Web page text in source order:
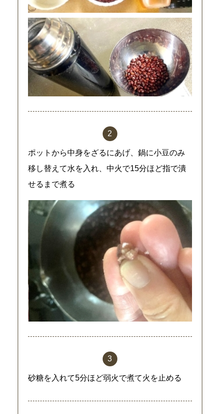
ポットから中身をざるにあげ、鍋に小豆のみ
移し替えて水を入れ、中火で15分ほど指で潰
せるまで煮る
砂糖を入れて5分ほど弱火で煮て火を止める